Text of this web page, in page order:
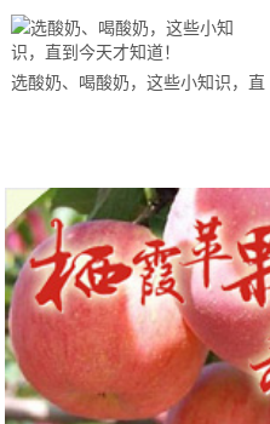
选酸奶、喝酸奶，这些小知识，直